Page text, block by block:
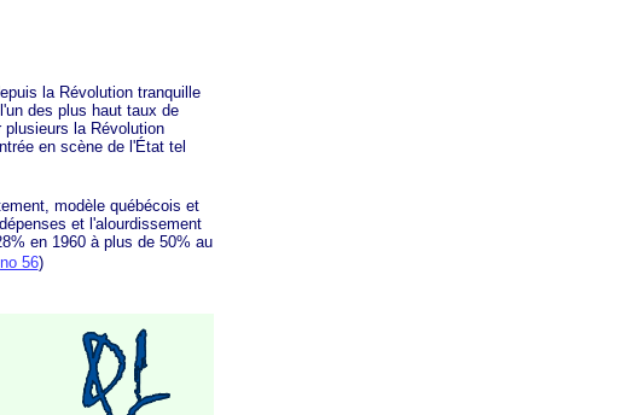
la Révolution tranquille
des plus haut taux de
la Révolution
en scène de l'État tel
, modèle québécois et
et l'alourdissement
en 1960 à plus de 50% au
no 56)